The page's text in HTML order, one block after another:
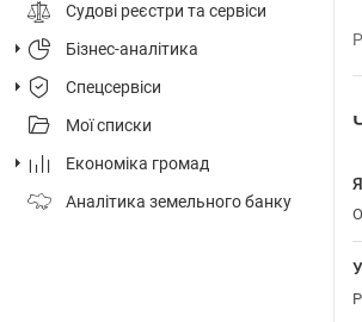
Судові реєстри та сервіси
Бізнес-аналітика
Спецсервіси
Мої списки
Економіка громад
Аналітика земельного банку